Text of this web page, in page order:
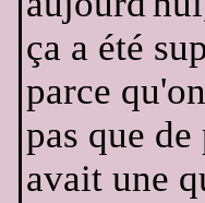
ça a été
parce
pas que
avait une